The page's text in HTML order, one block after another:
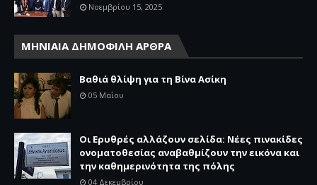
Νοεμβρίου 15, 2025
ΜΗΝΙΑΙΑ ΔΗΜΟΦΙΛΗ ΑΡΘΡΑ
Βαθιά θλίψη για τη Βίνα Ασίκη
05 Μαΐου
Οι Ερυθρές αλλάζουν σελίδα: Νέες πινακίδες
ονοματοθεσίας αναβαθμίζουν την εικόνα και
την καθημερινότητα της πόλης
04 Δεκεμβρίου